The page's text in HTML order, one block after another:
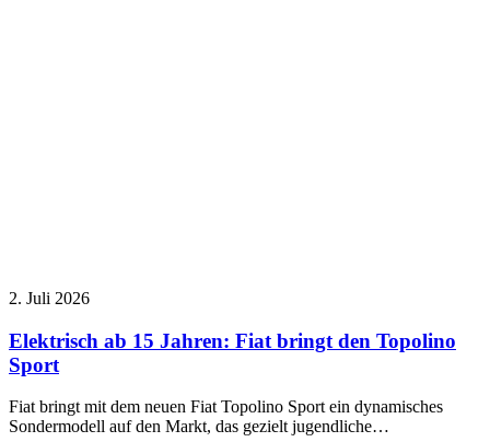
2. Juli 2026
Elektrisch ab 15 Jahren: Fiat bringt den Topolino
Sport
Fiat bringt mit dem neuen Fiat Topolino Sport ein dynamisches
Sondermodell auf den Markt, das gezielt jugendliche…